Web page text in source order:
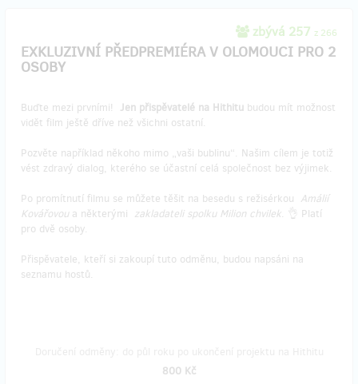
zbývá 257 z 266
EXKLUZIVNÍ PŘEDPREMIÉRA V OLOMOUCI PRO 2
OSOBY
Buďte mezi prvními! Jen přispěvatelé na Hithitu budou mít možnost
vidět film ještě dříve než všichni ostatní.
Pozvěte například někoho mimo „vaši bublinu“. Našim cílem je totiž
vést zdravý dialog, kterého se účastní celá společnost bez výjimek.
Po promítnutí filmu se můžete těšit na besedu s režisérkou Amálií
Kovářovou a některými zakladateli spolku Milion chvilek. 👌 Platí
pro dvě osoby.
Přispěvatele, kteří si zakoupí tuto odměnu, budou napsáni na
seznamu hostů.
800 Kč